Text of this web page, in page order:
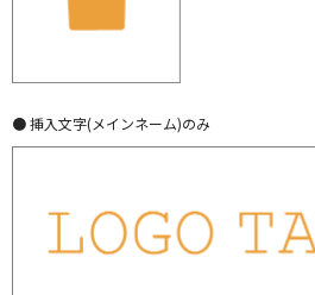
● 挿入文字(メインネーム)のみ